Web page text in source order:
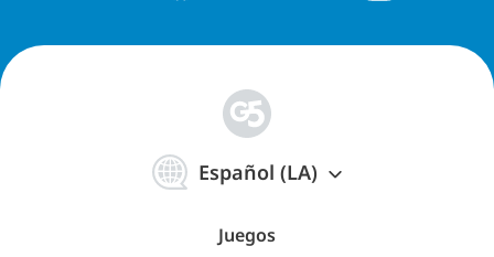
Español (LA)
体
中
Juegos